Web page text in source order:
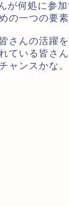
が何処に参
の一つの要
さんの活躍
ている皆さ
ャンスかな